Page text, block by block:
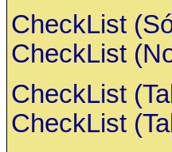
CheckList
CheckList
CheckList
CheckList